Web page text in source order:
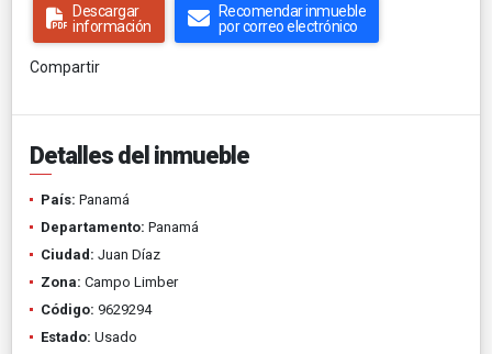
Descargar
información
Recomendar inmueble
por correo electrónico
Compartir
Detalles del inmueble
País: Panamá
Departamento: Panamá
Ciudad: Juan Díaz
Zona: Campo Limber
Código: 9629294
Estado: Usado